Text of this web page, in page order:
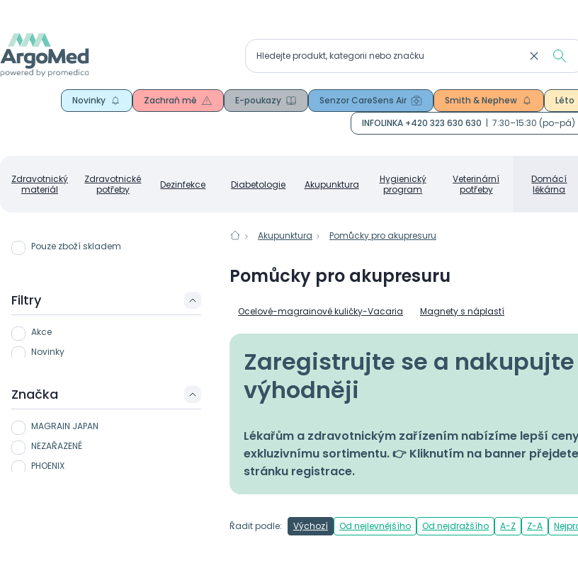
Zdravotnický
materiál
Zdravotnické
potřeby
Dezinfekce Diabetologie Akupunktura
Hygienický
program
Veterinární
potřeby
Domácí
lékárna
Novinky Zachraň mě E-poukazy Senzor CareSens Air Smith & Nephew Léto
INFOLINKA +420 323 630 630
7:30–15:30 (po–pá)
Pouze zboží skladem
Filtry
Akce
Novinky
Značka
MAGRAIN JAPAN
NEZAŘAZENÉ
PHOENIX
Akupunktura Pomůcky pro akupresuru
Pomůcky pro akupresuru
Ocelové-magrainové kuličky-Vacaria Magnety s náplastí
Zaregistrujte se a nakupujte
výhodněji
Lékařům a zdravotnickým zařízením nabízíme lepší
exkluzivnímu sortimentu. 👉 Kliknutím na banner
stránku registrace.
Řadit podle: Výchozí Od nejlevnějšího Od nejdražšího A-Z Z-A